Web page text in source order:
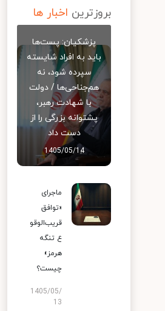
بروزترین اخبار ها
پزشکیان: پست‌ها
باید به افراد شایسته
سپرده شود، نه
هم‌جناحی‌ها / دولت
با شهادت رهبر،
پشتوانه بزرگی را از
دست داد
1405/05/14
ماجرای
«توافق
قریب‌الوقو
ع تنگه
هرمز»
چیست؟
1405/05/
13